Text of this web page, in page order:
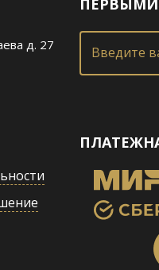
д. 27 Введите